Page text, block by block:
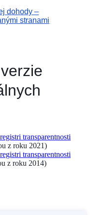
dohody –
stranami
transparentnosti
z roku 2021)
transparentnosti
z roku 2014)